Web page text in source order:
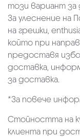
този вариант за
За улеснение на
на грешки,
който при
предоставя
доставка,
за доставка.
*За повече
Стойността на
клиента при